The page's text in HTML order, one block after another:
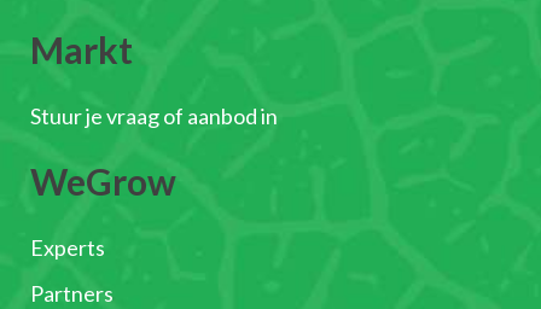
Markt
Stuur je vraag of aanbod in
WeGrow
Experts
Partners